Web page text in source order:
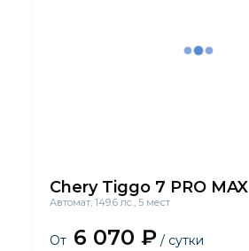
Chery Tiggo 7 PRO MAX
Автомат, 149.6 лс., 5 мест
От 6 070 ₽ / сутки